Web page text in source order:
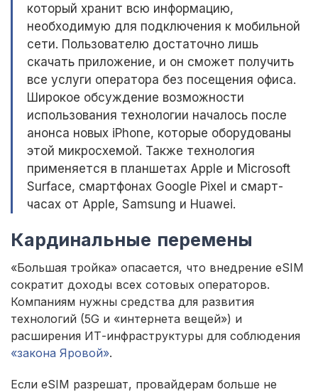
который хранит всю информацию,
необходимую для подключения к мобильной
сети. Пользователю достаточно лишь
скачать приложение, и он сможет получить
все услуги оператора без посещения офиса.
Широкое обсуждение возможности
использования технологии началось после
анонса новых iPhone, которые оборудованы
этой микросхемой. Также технология
применяется в планшетах Apple и Microsoft
Surface, смартфонах Google Pixel и смарт-
часах от Apple, Samsung и Huawei.
Кардинальные перемены
«Большая тройка» опасается, что внедрение eSIM
сократит доходы всех сотовых операторов.
Компаниям нужны средства для развития
технологий (5G и «интернета вещей») и
расширения ИТ-инфраструктуры для соблюдения
«закона Яровой».
Если eSIM разрешат, провайдерам больше не